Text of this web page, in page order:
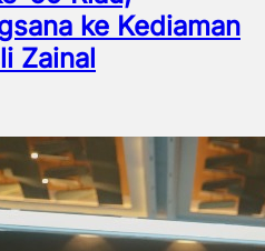
ke Kediaman
Zainal